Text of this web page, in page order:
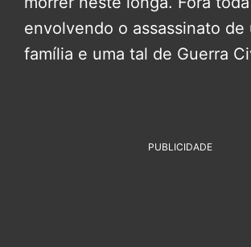
envolvendo o assassinato de
família e uma tal de Guerra
PUBLICIDADE